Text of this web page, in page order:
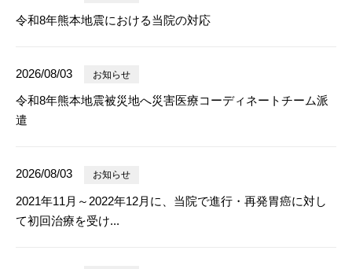
令和8年熊本地震における当院の対応
2026/08/03 お知らせ
令和8年熊本地震被災地へ災害医療コーディネートチーム派
遣
2026/08/03 お知らせ
2021年11月～2022年12月に、当院で進行・再発胃癌に対し
て初回治療を受け...